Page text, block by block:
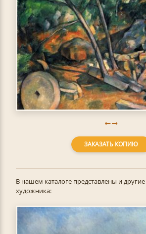
ЗАКАЗАТЬ КОПИЮ
В нашем каталоге представлены и
художника: